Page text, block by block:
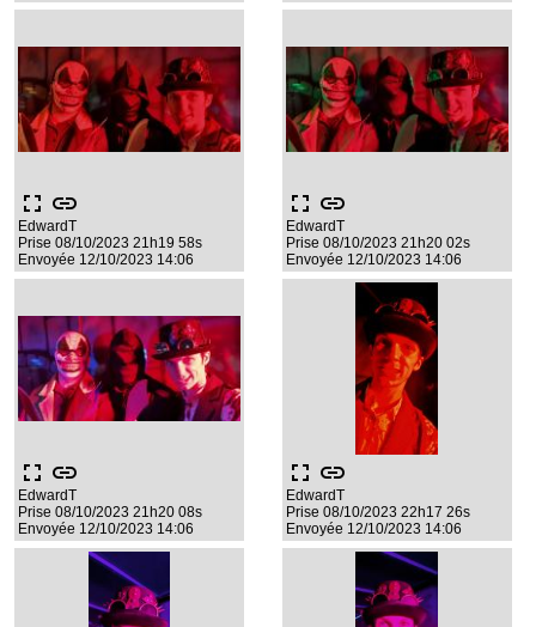
fullscreen link
EdwardT
Prise 08/10/2023 21h19 58s
Envoyée 12/10/2023 14:06
fullscreen link
EdwardT
Prise 08/10/2023 21h20 02s
Envoyée 12/10/2023 14:06
fullscreen link
EdwardT
Prise 08/10/2023 21h20 08s
Envoyée 12/10/2023 14:06
fullscreen link
EdwardT
Prise 08/10/2023 22h17 26s
Envoyée 12/10/2023 14:06